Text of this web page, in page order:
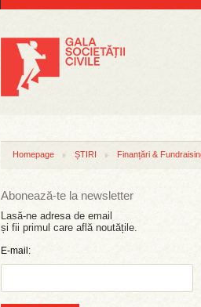
Homepage ȘTIRI Finanțări &
Abonează-te la newsletter
Lasă-ne adresa de email
și fii primul care află noutățile.
E-mail: